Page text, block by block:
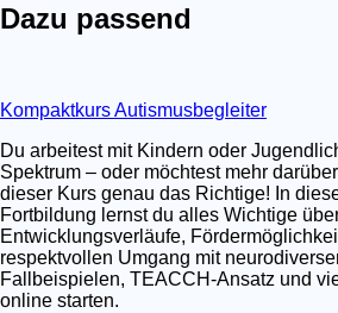
Dazu passend
Kompaktkurs Autismusbegleiter
Du arbeitest mit Kindern oder
Spektrum – oder möchtest mehr
dieser Kurs genau das Richtige! In
Fortbildung lernst du alles Wichtige
Entwicklungsverläufe,
respektvollen Umgang mit
Fallbeispielen, TEACCH-Ansatz und
online starten.